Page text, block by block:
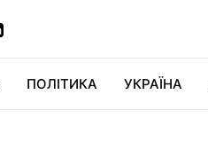
ПОЛІТИКА УКРАЇНА